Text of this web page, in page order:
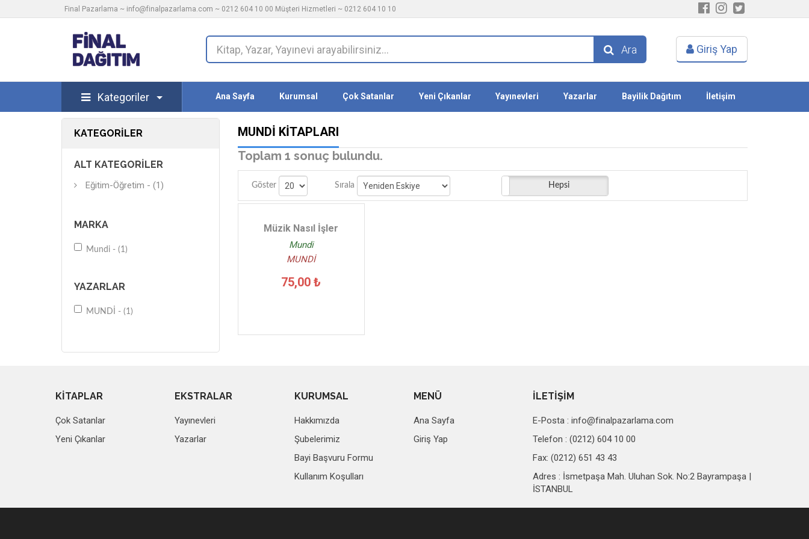
Final Pazarlama ~ info@finalpazarlama.com ~ 0212 604 10 00 Müşteri Hizmetleri ~ 0212 604 10 10
Ara Giriş Yap
Kategoriler Ana Sayfa Kurumsal Çok Satanlar Yeni Çıkanlar Yayınevleri Yazarlar Bayilik Dağıtım İletişim
KATEGORILER
ALT KATEGORILER
Eğitim-Öğretim - (1)
MARKA
Mundi - (1)
YAZARLAR
MUNDİ - (1)
MUNDİ KITAPLARI
Toplam 1 sonuç bulundu.
Göster Sırala Stoktakiler Hepsi
Müzik Nasıl İşler
Mundi
MUNDİ
75,00 ₺
KİTAPLAR
Çok Satanlar
Yeni Çıkanlar
EKSTRALAR
Yayınevleri
Yazarlar
KURUMSAL
Hakkımızda
Şubelerimiz
Bayi Başvuru Formu
Kullanım Koşulları
MENÜ
Ana Sayfa
Giriş Yap
İLETİŞİM
E-Posta :info@finalpazarlama.com
Telefon : (0212) 604 10 00
Fax: (0212) 651 43 43
Adres : İsmetpaşa Mah. Uluhan Sok. No:2 Bayrampaşa |
İSTANBUL